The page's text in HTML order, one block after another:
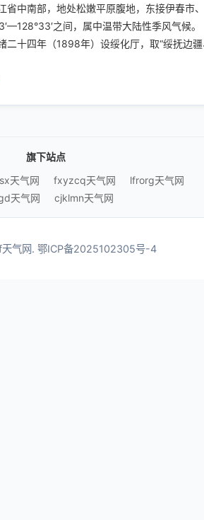
中南部，地处松嫩平原腹地，东接伊春市
之间，属中温带大陆性季风气候。
二十四年（1898年）设绥化厅，取“绥抚
旗下站点
天气网 fxyzcq天气网
lfrorg天气网
天气网
cjklmn天气网
气网. 鄂ICP备2025102305号-4